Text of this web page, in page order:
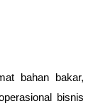
bahan bakar,
bisnis